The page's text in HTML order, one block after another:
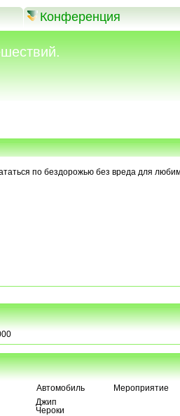
Конференция
по бездорожью без вреда для
Автомобиль Мероприятие
Джип
Чероки